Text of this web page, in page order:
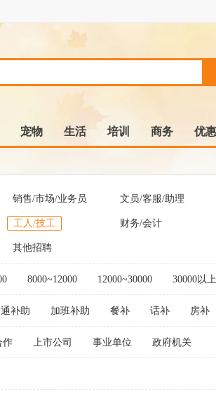
宠物 生活 培训 商务 优
销售/市场/业务员 文员/客服/助理
工人/技工 财务/会计
其他招聘
8000~12000 12000~30000 30000以上
补助 加班补助 餐补 话补 房补
作 上市公司 事业单位 政府机关